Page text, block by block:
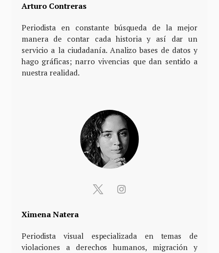
Arturo Contreras
Periodista en constante búsqueda de la mejor
manera de contar cada historia y así dar un
servicio a la ciudadanía. Analizo bases de datos y
hago gráficas; narro vivencias que dan sentido a
nuestra realidad.
Ximena Natera
Periodista visual especializada en temas de
violaciones a derechos humanos, migración y